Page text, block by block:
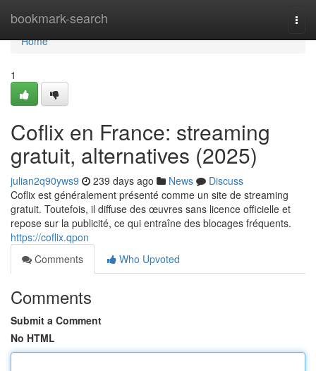
bookmark-search
Home
Home
1
Coflix en France: streaming
gratuit, alternatives (2025)
julian2q90yws9 239 days ago News
Discuss
Coflix est généralement présenté comme un site de streaming
gratuit. Toutefois, il diffuse des œuvres sans licence officielle et
repose sur la publicité, ce qui entraîne des blocages fréquents.
https://coflix.qpon
Comments
Who Upvoted
Comments
Submit a Comment
No HTML